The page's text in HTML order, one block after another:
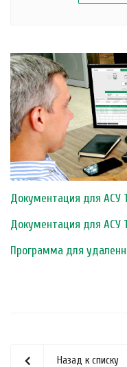
Документация для АСУ
Документация для АСУ
Программа для
Назад к списку